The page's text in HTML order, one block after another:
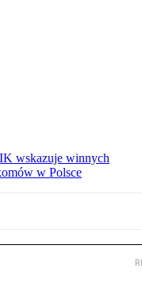
wskazuje winnych
w Polsce